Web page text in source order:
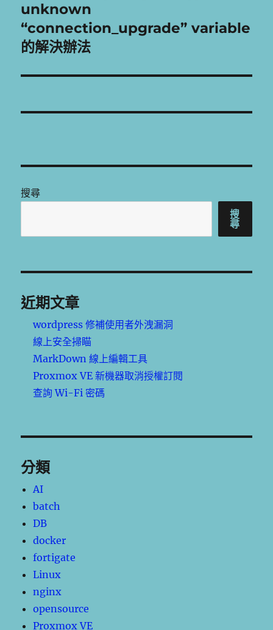
一
篇
文
章:
unknown
“connection_upgrade” variable
的解決辦法
搜尋
搜
尋
近期文章
wordpress 修補使用者外洩漏洞
線上安全掃瞄
MarkDown 線上編輯工具
Proxmox VE 新機器取消授權訂閱
查詢 Wi-Fi 密碼
分類
AI
batch
DB
docker
fortigate
Linux
nginx
opensource
Proxmox VE